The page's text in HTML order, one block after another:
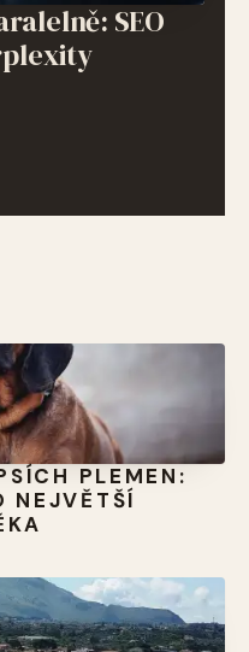
SEO
PLEMEN:
NEJVĚTŠÍ